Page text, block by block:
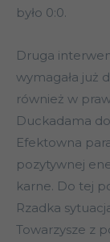
było 0:0.
Druga
wymagała już
również w
Duckadama
Efektowna
pozytywnej
karne. Do tej
Rzadka
Towarzysze z